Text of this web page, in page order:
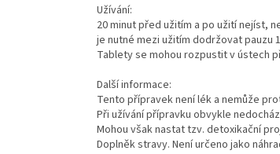
Užívání:
20 minut před užitím a po užití nejíst,
je nutné mezi užitím dodržovat pauzu
Tablety se mohou rozpustit v ústech
Další informace:
Tento přípravek není lék a nemůže
Při užívání přípravku obvykle
Mohou však nastat tzv. detoxikační
Doplněk stravy. Není určeno jako